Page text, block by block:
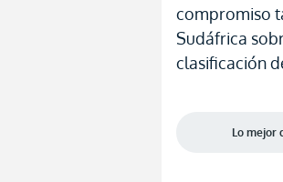
compromiso
Sudáfrica
clasificación
Lo mejor